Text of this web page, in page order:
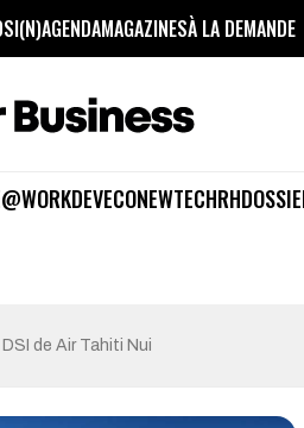
AGENDAMAGAZINESÀ LA DEMANDE
@WORKDEVECONEWTECHRH
de Air Tahiti Nui